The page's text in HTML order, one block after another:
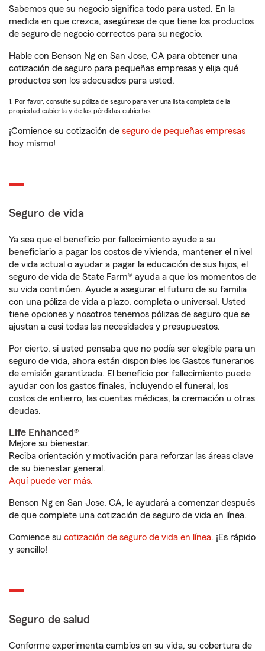
Sabemos que su negocio significa todo para usted. En la
medida en que crezca, asegúrese de que tiene los productos
de seguro de negocio correctos para su negocio.
Hable con Benson Ng en San Jose, CA para obtener una
cotización de seguro para pequeñas empresas y elija qué
productos son los adecuados para usted.
1. Por favor, consulte su póliza de seguro para ver una lista completa de la
propiedad cubierta y de las pérdidas cubiertas.
¡Comience su cotización de seguro de pequeñas empresas
hoy mismo!
Seguro de vida
Ya sea que el beneficio por fallecimiento ayude a su
beneficiario a pagar los costos de vivienda, mantener el nivel
de vida actual o ayudar a pagar la educación de sus hijos, el
seguro de vida de State Farm® ayuda a que los momentos de
su vida continúen. Ayude a asegurar el futuro de su familia
con una póliza de vida a plazo, completa o universal. Usted
tiene opciones y nosotros tenemos pólizas de seguro que se
ajustan a casi todas las necesidades y presupuestos.
Por cierto, si usted pensaba que no podía ser elegible para un
seguro de vida, ahora están disponibles los Gastos funerarios
de emisión garantizada. El beneficio por fallecimiento puede
ayudar con los gastos finales, incluyendo el funeral, los
costos de entierro, las cuentas médicas, la cremación u otras
deudas.
Life Enhanced®
Mejore su bienestar.
Reciba orientación y motivación para reforzar las áreas clave
de su bienestar general.
Aquí puede ver más.
Benson Ng en San Jose, CA, le ayudará a comenzar después
de que complete una cotización de seguro de vida en línea.
Comience su cotización de seguro de vida en línea. ¡Es rápido
y sencillo!
Seguro de salud
Conforme experimenta cambios en su vida, su cobertura de